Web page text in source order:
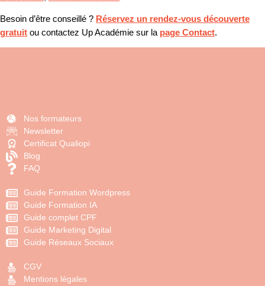
Besoin d’être conseillé ? Réservez un rendez-vous découverte
gratuit ou contactez Up Académie sur la page Contact.
Nos formateurs
Newsletter
Certificat Qualiopi
Blog
FAQ
Guide Formation Wordpress
Guide Formation IA
Guide complet CPF
Guide Marketing Digital
Guide Réseaux Sociaux
CGV
Mentions légales